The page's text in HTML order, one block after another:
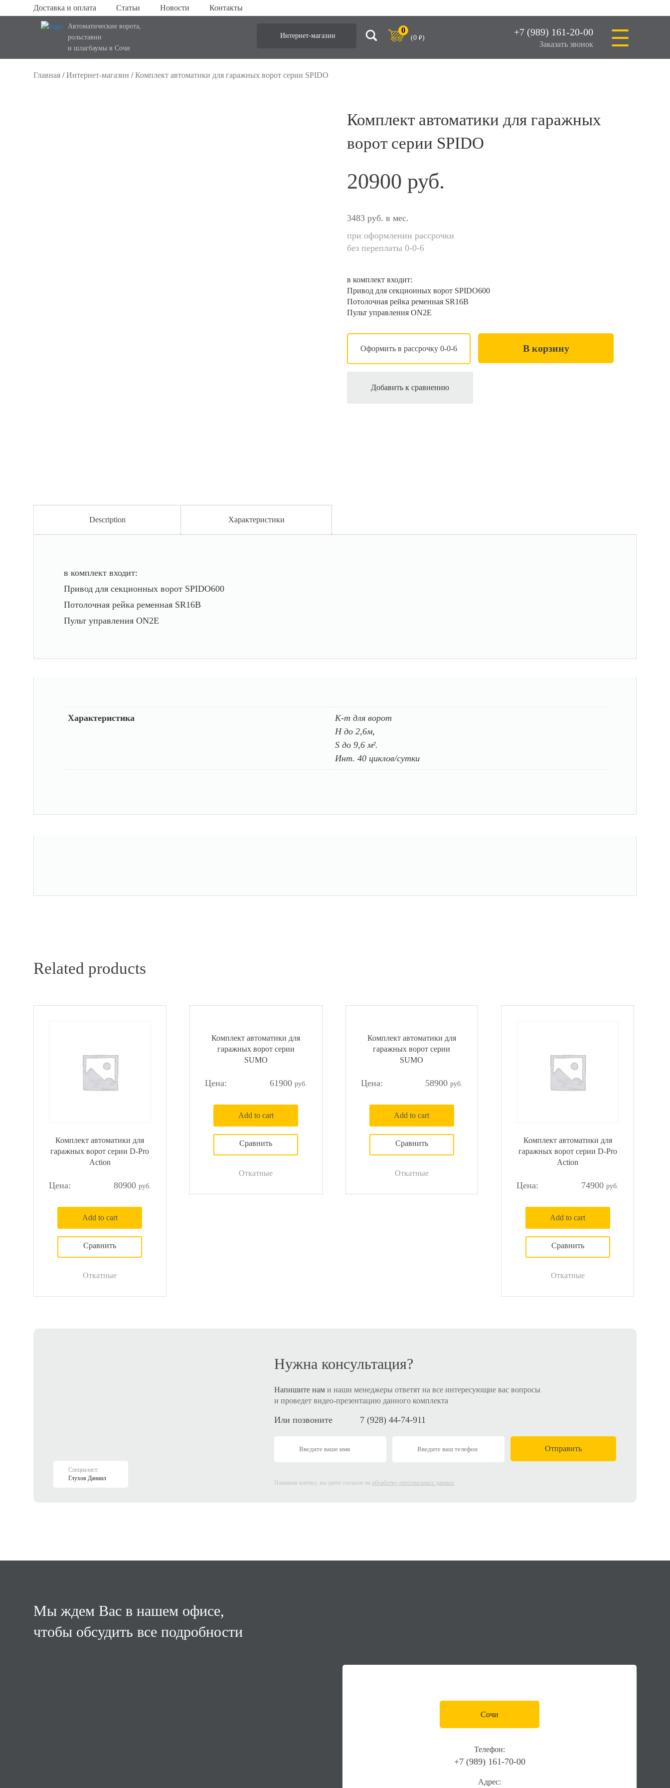
Доставка и оплата Статьи Новости Контакты
Автоматические ворота,
рольставни
и шлагбаумы в Сочи
Интернет-магазин
0
(0 ₽)
+7 (989) 161-20-00
Заказать звонок
Главная /Интернет-магазин /Комплект автоматики для гаражных ворот серии SPIDO
Комплект автоматики для гаражных
ворот серии SPIDO
20900
3483 руб. в мес.
при оформлении рассрочки
без переплаты 0-0-6
в комплект входит:
Привод для секционных ворот SPIDO600
Потолочная рейка ременная SR16B
Пульт управления ON2E
Оформить в рассрочку 0-0-6 В корзину
Добавить к сравнению
Description Характеристики
в комплект входит:
Привод для секционных ворот SPIDO600
Потолочная рейка ременная SR16B
Пульт управления ON2E
Характеристика
К-т для ворот
H до 2,6м,
S до 9,6 м².
Инт. 40 циклов/сутки
Related products
Комплект автоматики для
гаражных ворот серии D-Pro
Action
80900
Add to cart
Откатные
Комплект автоматики для
гаражных ворот серии
SUMO
61900
Add to cart
Откатные
Комплект автоматики для
гаражных ворот серии
SUMO
58900
Add to cart
Откатные
Комплект автоматики для
гаражных ворот серии D-Pro
Action
74900
Add to cart
Откатные
Специалист:
Глухов Даниил
Нужна консультация?
Напишите нам и наши менеджеры ответят на все интересующие вас вопросы
и проведет видео-презентацию данного комплекта
Или позвоните 7 (928) 44-74-911
Нажимая кнопку, вы даете согласие на обработку персональных данных
Мы ждем Вас в нашем офисе,
чтобы обсудить все подробности
Сочи
Телефон:
+7 (989) 161-70-00
Адрес: